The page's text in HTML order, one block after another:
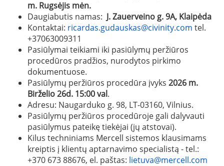
m. Rugsėjis mėn.
Daugiabutis namas: J. Zauerveino g. 9A, Klaipėda
Kontaktai: ricardas.gudauskas@civinity.com tel.
+37063009311
Pasiūlymai teikiami iki pasiūlymų peržiūros
procedūros pradžios, nurodytos pirkimo
dokumentuose.
Pasiūlymų peržiūros procedūra įvyks 2026 m.
Birželio 26d. 15:00 val.
Adresu: Naugarduko g. 98, LT-03160, Vilnius.
Pasiūlymų peržiūros procedūroje gali dalyvauti
pasiūlymus pateikę tiekėjai (jų atstovai).
Kilus techniniams Mercell sistemos klausimams
kreiptis į klientų aptarnavimo specialistą - tel.:
+370 673 88676, el. paštas: lietuva@mercell.com